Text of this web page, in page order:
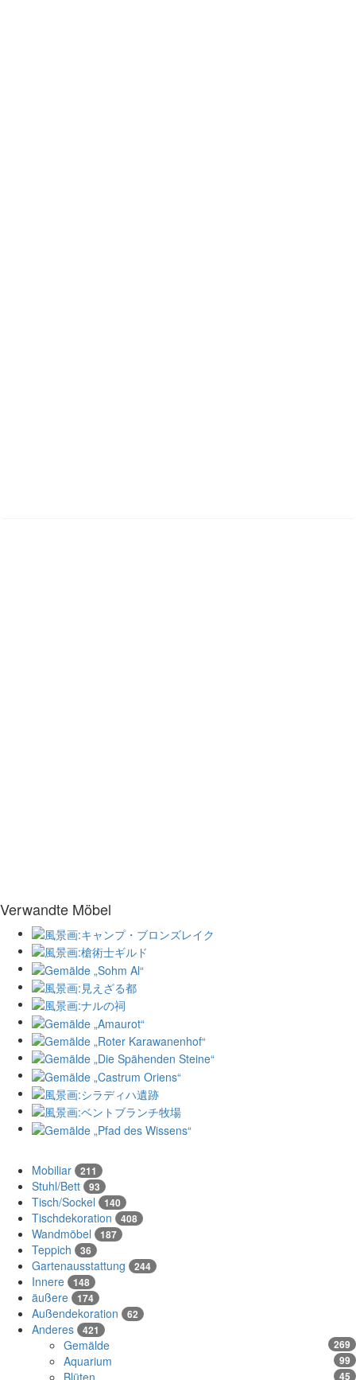
Verwandte Möbel
Mobiliar 211
Stuhl/Bett 93
Tisch/Sockel 140
Tischdekoration 408
Wandmöbel 187
Teppich 36
Gartenausstattung 244
Innere 148
äußere 174
Außendekoration 62
Anderes 421
Gemälde 269
Aquarium 99
Blüten 45